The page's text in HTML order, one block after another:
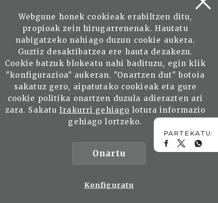
técnica y hondamente vasca. Está inspirada en
la leyenda de Juan Iturralde La batalla de los
muertos, que es la batalla de Roncesvalles. Poco
después estrenó en el Teatro Principal de la
capital de Gipuzkoa la comedia lírica La reina
Margarita, que triunfó. En la orquestación
escribió una parte de arpa difícil, que interpretó
un joven Nicanor Zabaleta en su primera
interpretción en público. La Diputación
Provincial de Gipuzkoa convocó un concurso
para premiar un himno dedicado a Juan
Sebastián Elcano; había un primer y único
premio, que el jurado no concedió a la
composición de Landazabal, pero reconociendo
Webgune honek cookieak erabiltzen ditu,
propioak zein hirugarrenenak. Hautatu
nabigatzeko nahiago duzun cookie aukera.
Guztiz desaktibatzea ere hauta dezakezu.
Cookie batzuk blokeatu nahi badituzu, egin klik
"konfigurazioa" aukeran. "Onartzen dut" botoia
sakatuz gero, aipatutako cookieak eta gure
cookie politika onartzen duzula adierazten ari
zara. SakatuIrakurri gehiago lotura informazio
gehiago lortzeko.
Onartu
Konfiguratu